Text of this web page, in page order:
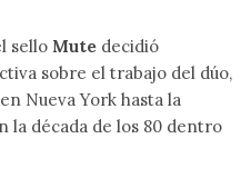
sello Mute decidió
sobre el trabajo del dúo,
Nueva York hasta la
la década de los 80 dentro